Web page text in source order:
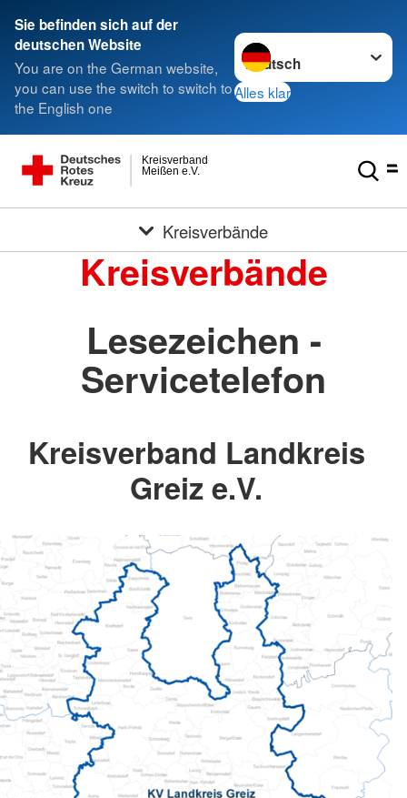
Sie befinden sich auf der
deutschen Website
You are on the German website,
you can use the switch to switch to
the English one
Sprache wechseln zu
Alles klar
Meißen e.V.
Kreisverband
Kreisverbände
Kreisverbände
Lesezeichen -
Servicetelefon
Kreisverband Landkreis
Greiz e.V.